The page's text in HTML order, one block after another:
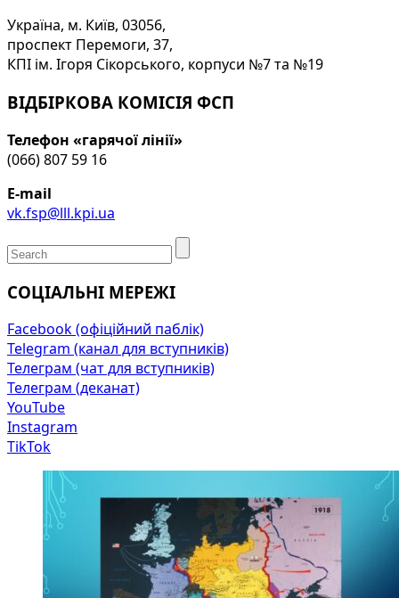
Україна, м. Київ, 03056,
проспект Перемоги, 37,
КПІ ім. Ігоря Сікорського, корпуси №7 та №19
ВІДБІРКОВА КОМІСІЯ ФСП
Телефон «гарячої лінії»
(066) 807 59 16
E-mail
vk.fsp@lll.kpi.ua
СОЦІАЛЬНІ МЕРЕЖІ
Facebook (офіційний паблік)
Telegram (канал для вступників)
Телеграм (чат для вступників)
Телеграм (деканат)
YouTube
Instagram
TikTok